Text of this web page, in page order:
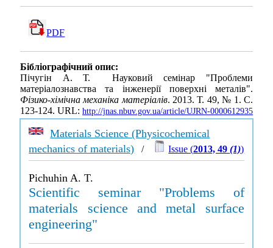
PDF
Бібліографічний опис:
Пічугін А. Т. Науковий семінар "Проблеми
матеріалознавства та інженерії поверхні металів".
Фізико-хімічна механіка матеріалів. 2013. Т. 49, № 1. С.
123-124. URL: http://jnas.nbuv.gov.ua/article/UJRN-0000612935
Materials Science (Physicochemical
mechanics of materials) / Issue (2013, 49(1))
Pichuhin A. T.
Scientific seminar "Problems of
materials science and metal surface
engineering"